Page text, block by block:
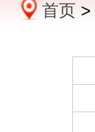
办事服务
首页 >